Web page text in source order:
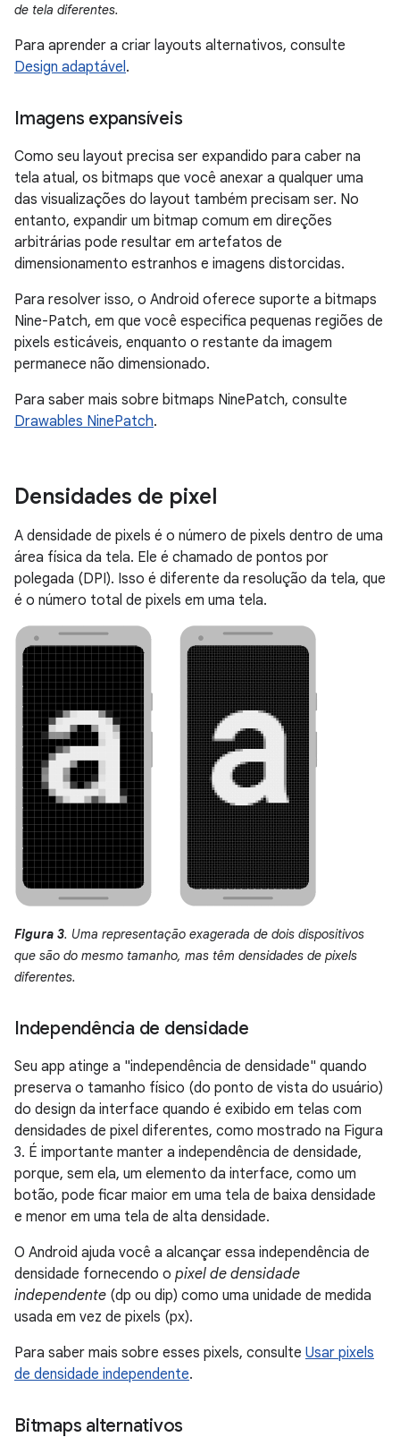
de tela diferentes.
Para aprender a criar layouts alternativos, consulte
Design adaptável.
Imagens expansíveis
Como seu layout precisa ser expandido para caber na
tela atual, os bitmaps que você anexar a qualquer uma
das visualizações do layout também precisam ser. No
entanto, expandir um bitmap comum em direções
arbitrárias pode resultar em artefatos de
dimensionamento estranhos e imagens distorcidas.
Para resolver isso, o Android oferece suporte a bitmaps
Nine-Patch, em que você especifica pequenas regiões de
pixels esticáveis, enquanto o restante da imagem
permanece não dimensionado.
Para saber mais sobre bitmaps NinePatch, consulte
Drawables NinePatch.
Densidades de pixel
A densidade de pixels é o número de pixels dentro de uma
área física da tela. Ele é chamado de pontos por
polegada (DPI). Isso é diferente da resolução da tela, que
é o número total de pixels em uma tela.
Figura 3. Uma representação exagerada de dois dispositivos
que são do mesmo tamanho, mas têm densidades de pixels
diferentes.
Independência de densidade
Seu app atinge a "independência de densidade" quando
preserva o tamanho físico (do ponto de vista do usuário)
do design da interface quando é exibido em telas com
densidades de pixel diferentes, como mostrado na Figura
3. É importante manter a independência de densidade,
porque, sem ela, um elemento da interface, como um
botão, pode ficar maior em uma tela de baixa densidade
e menor em uma tela de alta densidade.
O Android ajuda você a alcançar essa independência de
densidade fornecendo o pixel de densidade
independente (dp ou dip) como uma unidade de medida
usada em vez de pixels (px).
Para saber mais sobre esses pixels, consulte Usar pixels
de densidade independente.
Bitmaps alternativos